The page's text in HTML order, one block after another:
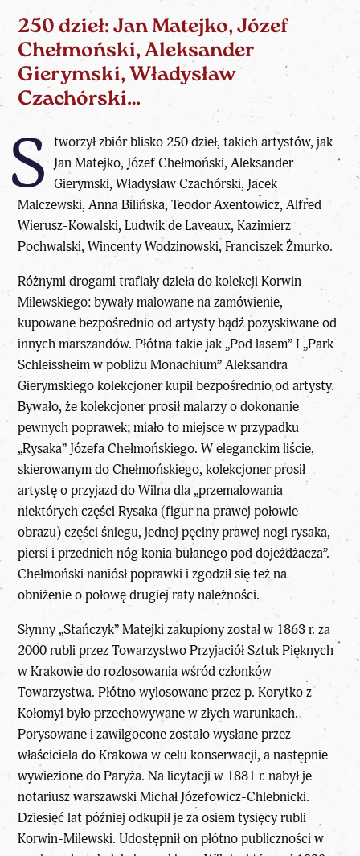
250 dzieł: Jan Matejko, Józef
Chełmoński, Aleksander
Gierymski, Władysław
Czachórski…
S tworzył zbiór blisko 250 dzieł, takich artystów, jak
Jan Matejko, Józef Chełmoński, Aleksander
Gierymski, Władysław Czachórski, Jacek
Malczewski, Anna Bilińska, Teodor Axentowicz, Alfred
Wierusz-Kowalski, Ludwik de Laveaux, Kazimierz
Pochwalski, Wincenty Wodzinowski, Franciszek Żmurko.
Różnymi drogami trafiały dzieła do kolekcji Korwin-
Milewskiego: bywały malowane na zamówienie,
kupowane bezpośrednio od artysty bądź pozyskiwane od
innych marszandów. Płótna takie jak „Pod lasem” I „Park
Schleissheim w pobliżu Monachium” Aleksandra
Gierymskiego kolekcjoner kupił bezpośrednio od artysty.
Bywało, że kolekcjoner prosił malarzy o dokonanie
pewnych poprawek; miało to miejsce w przypadku
„Rysaka” Józefa Chełmońskiego. W eleganckim liście,
skierowanym do Chełmońskiego, kolekcjoner prosił
artystę o przyjazd do Wilna dla „przemalowania
niektórych części Rysaka (figur na prawej połowie
obrazu) części śniegu, jednej pęciny prawej nogi rysaka,
piersi i przednich nóg konia bułanego pod dojeżdżacza”.
Chełmoński naniósł poprawki i zgodził się też na
obniżenie o połowę drugiej raty należności.
Słynny „Stańczyk” Matejki zakupiony został w 1863 r. za
2000 rubli przez Towarzystwo Przyjaciół Sztuk Pięknych
w Krakowie do rozlosowania wśród członków
Towarzystwa. Płótno wylosowane przez p. Korytko z
Kołomyi było przechowywane w złych warunkach.
Porysowane i zawilgocone zostało wysłane przez
właściciela do Krakowa w celu konserwacji, a następnie
wywiezione do Paryża. Na licytacji w 1881 r. nabył je
notariusz warszawski Michał Józefowicz-Chlebnicki.
Dziesięć lat później odkupił je za osiem tysięcy rubli
Korwin-Milewski. Udostępnił on płótno publiczności w